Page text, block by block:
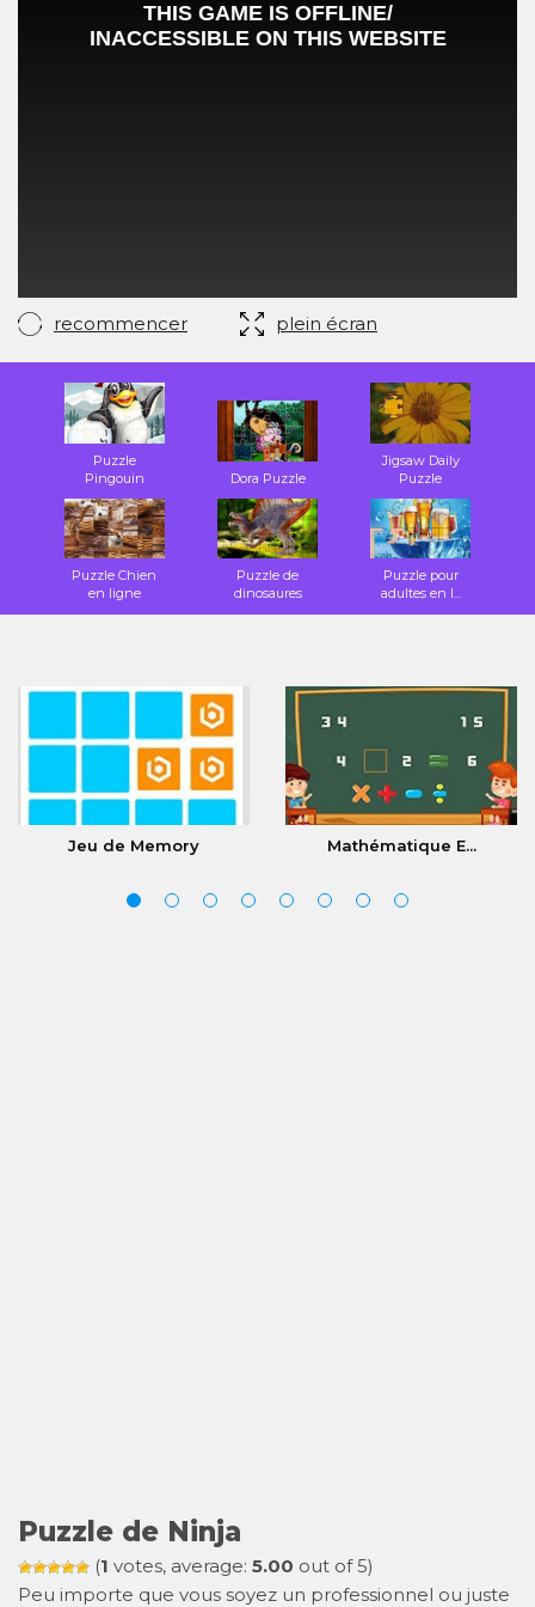
recommencer plein écran
Puzzle
Pingouin
Dora Puzzle
Jigsaw Daily
Puzzle
Puzzle Chien
en ligne
Puzzle de
dinosaures
Puzzle pour
adultes en l...
Jeu de Memory Mathématique E...
Puzzle de Ninja
(1 votes, average: 5.00 out of 5)
Peu importe que vous soyez un professionnel ou juste